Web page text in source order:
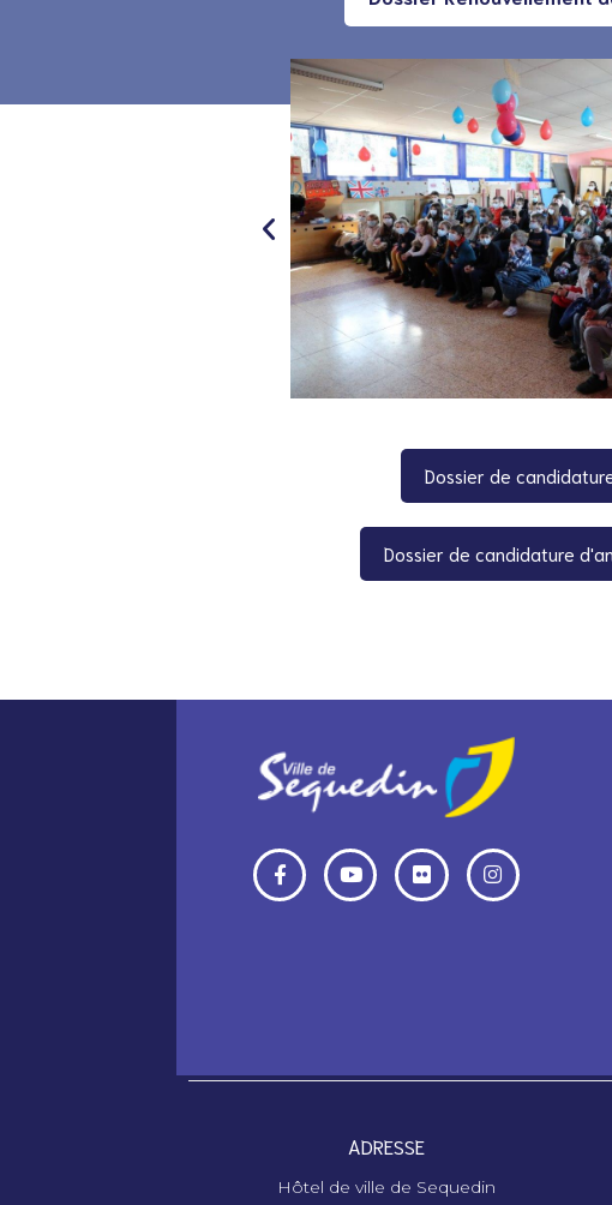
Dossier de
Dossier de candidature
ADRESSE
Hôtel de ville de Sequedin